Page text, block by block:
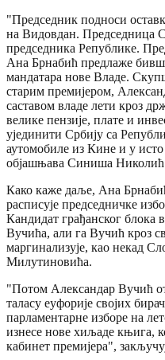
"Председник подноси
на Видовдан. Председница
председника Републике.
Ана Брнабић предлаже
мандатара нове Владе.
старим премијером,
саставом владе лети кроз
велике пензије, плате и
ујединити Србију са
аутомобиле из Кине и у
објашњава Синиша
Како каже даље, Ана
расписује председничке
Кандидат грађанског блока
Вучића, али га Вучић кроз
маргинализује, као некад
Милутиновића.
"Потом Александар Вучић
таласу еуфорије својих
парламентарне изборе на
изнесе нове хиљаде књига,
кабинет премијера",